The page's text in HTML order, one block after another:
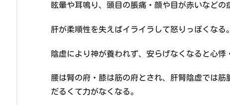
眩暈や耳鳴り、頭目の脹痛・顔や目が赤いなどの
肝が柔順性を失えばイライラして怒りっぽくなる。
陰虚により神が養われず、安らげなくなると心悸
腰は腎の府・膝は筋の府とされ、肝腎陰虚では筋
だるくて力がなくなる。